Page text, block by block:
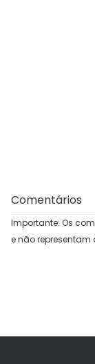
Comentários
Importante: Os
e não representam